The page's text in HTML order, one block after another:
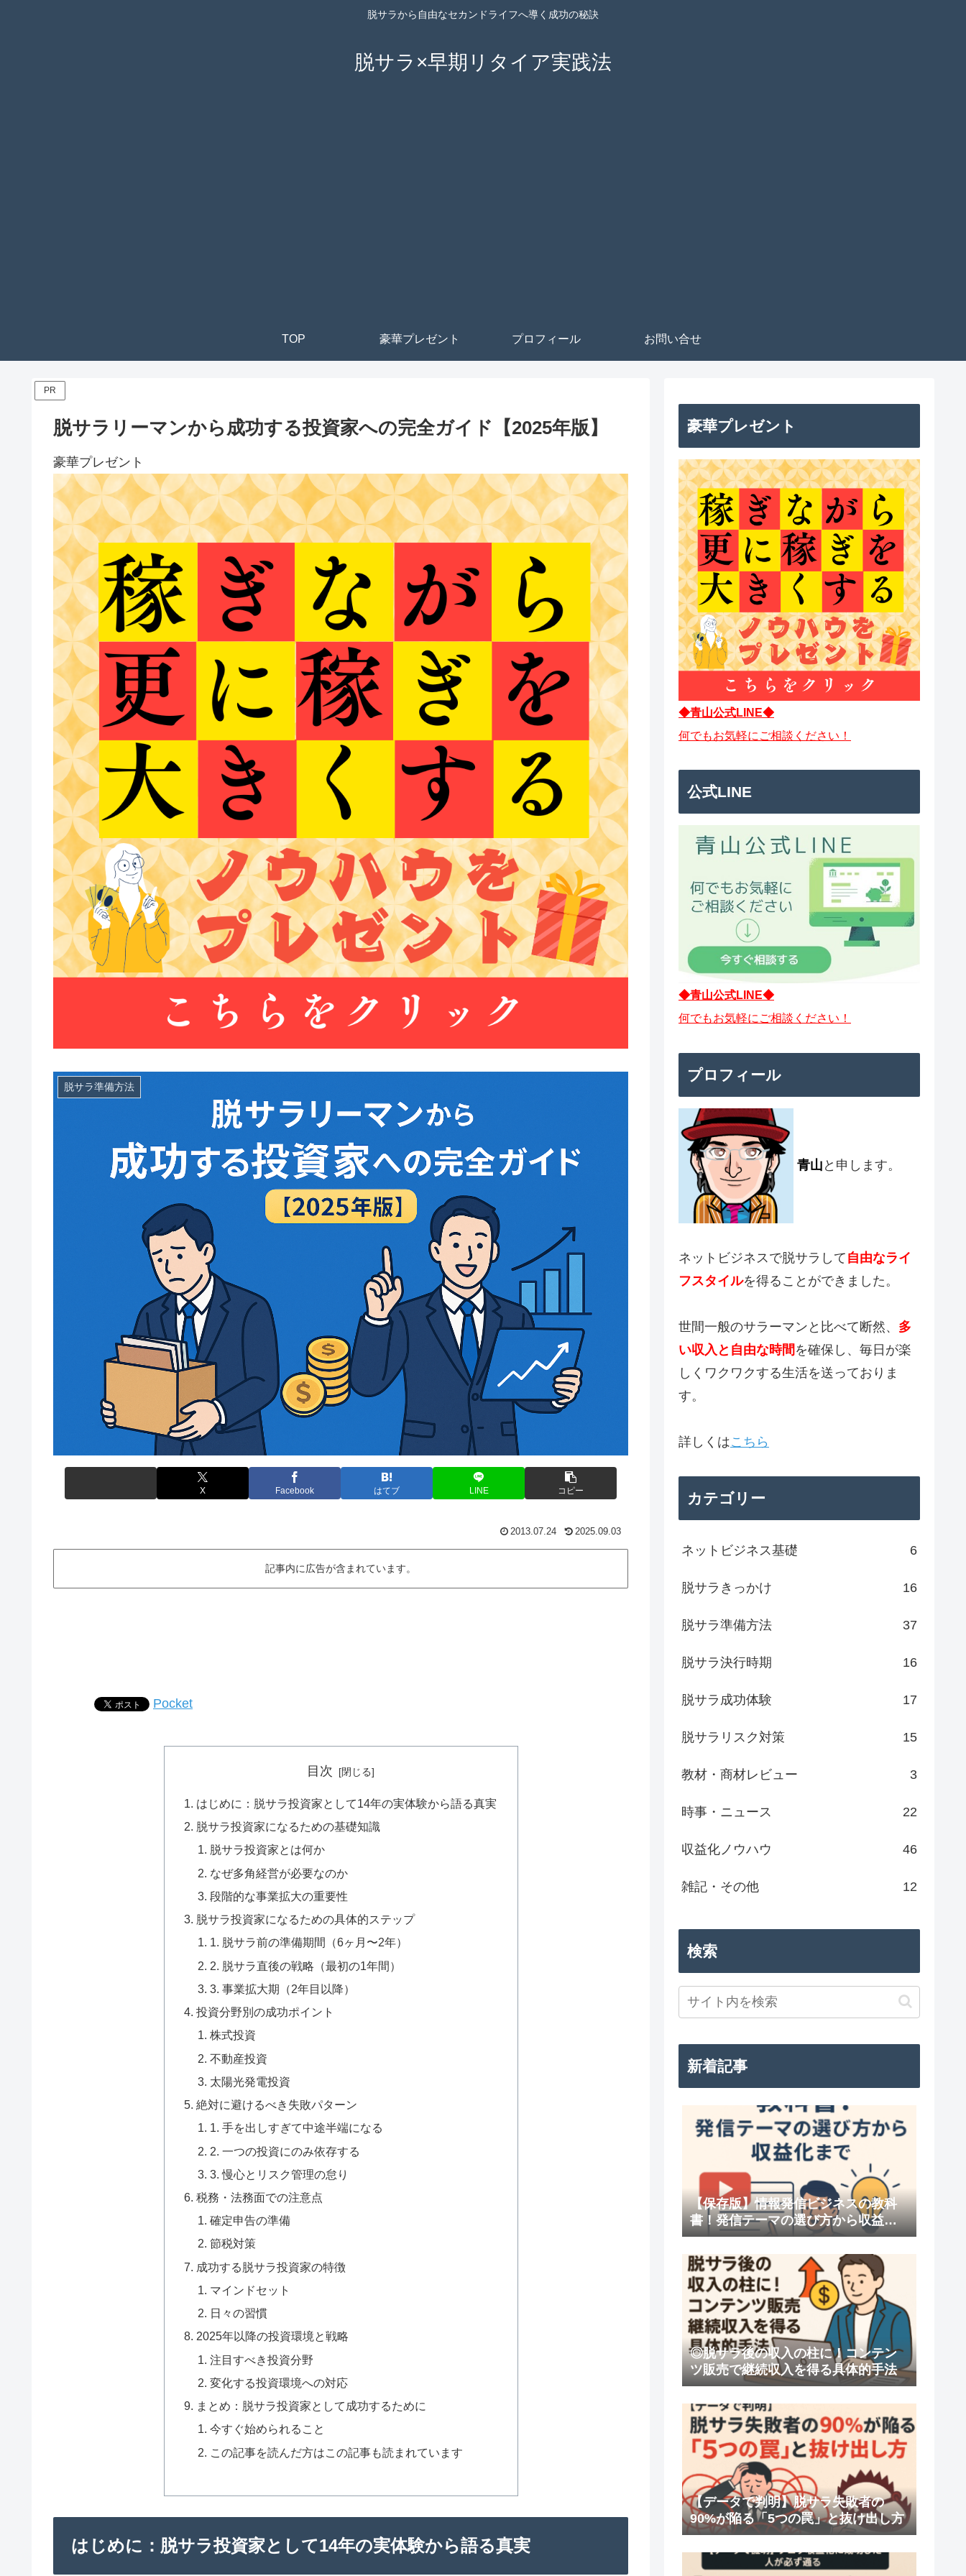
脱サラから自由なセカンドライフへ導く成功の秘訣
脱サラ×早期リタイア実践法
TOP 豪華プレゼント プロフィール お問い合せ
PR
脱サラリーマンから成功する投資家への完全ガイド【2025年版】
豪華プレゼント
脱サラ準備方法
X Facebook はてブ LINE コピー
2013.07.24 2025.09.03
記事内に広告が含まれています。
Pocket
目次
はじめに：脱サラ投資家として14年の実体験から語る真実
脱サラ投資家になるための基礎知識
脱サラ投資家とは何か
なぜ多角経営が必要なのか
段階的な事業拡大の重要性
脱サラ投資家になるための具体的ステップ
1. 脱サラ前の準備期間（6ヶ月〜2年）
2. 脱サラ直後の戦略（最初の1年間）
3. 事業拡大期（2年目以降）
投資分野別の成功ポイント
株式投資
不動産投資
太陽光発電投資
絶対に避けるべき失敗パターン
1. 手を出しすぎて中途半端になる
2. 一つの投資にのみ依存する
3. 慢心とリスク管理の怠り
税務・法務面での注意点
確定申告の準備
節税対策
成功する脱サラ投資家の特徴
マインドセット
日々の習慣
2025年以降の投資環境と戦略
注目すべき投資分野
変化する投資環境への対応
まとめ：脱サラ投資家として成功するために
今すぐ始められること
この記事を読んだ方はこの記事も読まれています
はじめに：脱サラ投資家として14年の実体験から語る真実
豪華プレゼント
◆青山公式LINE◆
何でもお気軽にご相談ください！
公式LINE
◆青山公式LINE◆
何でもお気軽にご相談ください！
プロフィール
青山 と申します。
ネットビジネスで脱サラして 自由なライ
フスタイルを得ることができました。
世間一般のサラーマンと比べて断然、 多
い収入と自由な時間 を確保し、毎日が楽
しくワクワクする生活を送っておりま
す。
詳しくはこちら
カテゴリー
ネットビジネス基礎 6
脱サラきっかけ 16
脱サラ準備方法 37
脱サラ決行時期 16
脱サラ成功体験 17
脱サラリスク対策 15
教材・商材レビュー 3
時事・ニュース 22
収益化ノウハウ 46
雑記・その他 12
検索
新着記事
【保存版】情報発信ビジネスの教科
書！発信テーマの選び方から収益化
まで
◎脱サラ後の収入の柱に！コンテン
ツ販売で継続収入を得る具体的手法
【データで判明】脱サラ失敗者の
90%が陥る「5つの罠」と抜け出し方